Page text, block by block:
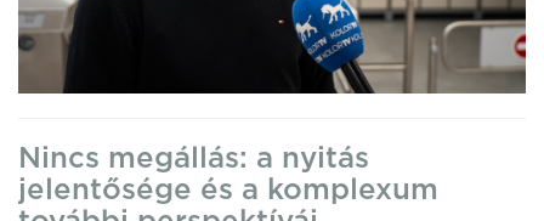
Nincs megállás: a nyitás
jelentősége és a komplexum